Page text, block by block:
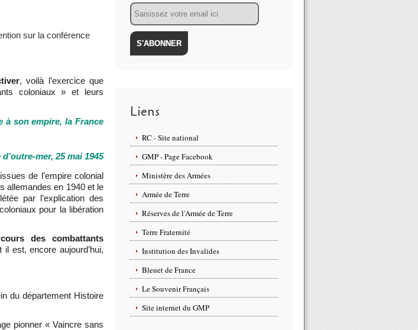
sur la conférence
, voilà l’exercice que
coloniaux » et leurs
à son empire, la France
mer, 25 mai 1945
de l’empire colonial
allemandes en 1940 et le
par l’explication des
pour la libération
des combattants
est, encore aujourd’hui,
du département Histoire
pionner « Vaincre sans
Email
Liens
RC - Site national
GMP - Page Facebook
Ministère des Armées
Armée de Terre
Réserves de l'Armée de Terre
Terre Fraternité
Institution des Invalides
Bleuet de France
Le Souvenir Français
Site internet du GMP